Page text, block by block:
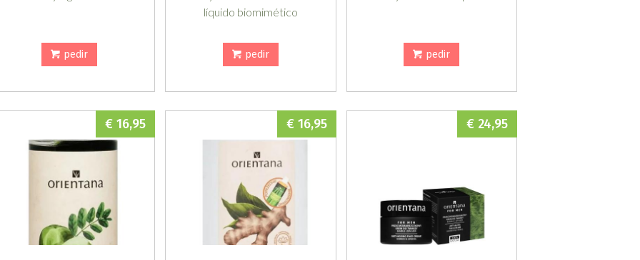
pedir
líquido biomimético
pedir pedir
€ 16,95 € 16,95 € 24,95